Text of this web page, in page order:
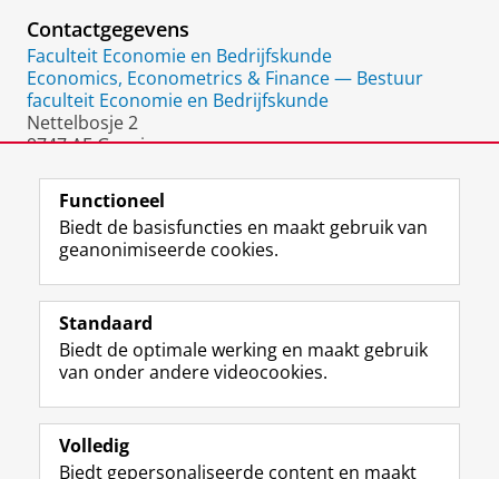
Contactgegevens
Faculteit Economie en Bedrijfskunde
Economics, Econometrics & Finance — Bestuur
faculteit Economie en Bedrijfskunde
Nettelbosje 2
9747 AE Groningen
Volg de RUG
F
a
e
b
o
p
L
i
k
e
I
-
R
S
-
f
e
R
I
n
t
r
m
Y
o
T
e
k
Studiekiezers
Alumni
Functioneel
Biedt de basisfuncties en maakt gebruik van
geanonimiseerde cookies.
Standaard
Biedt de optimale werking en maakt gebruik
van onder andere videocookies.
Volledig
Biedt gepersonaliseerde content en maakt